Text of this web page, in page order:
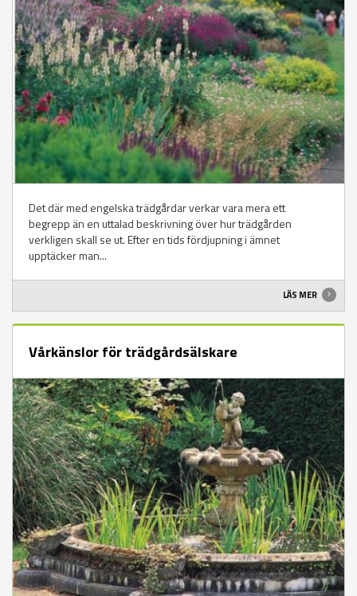
Det där med engelska trädgårdar verkar vara mera ett
begrepp än en uttalad beskrivning över hur trädgården
verkligen skall se ut. Efter en tids fördjupning i ämnet
upptäcker man...
LÄS MER
Vårkänslor för trädgårdsälskare